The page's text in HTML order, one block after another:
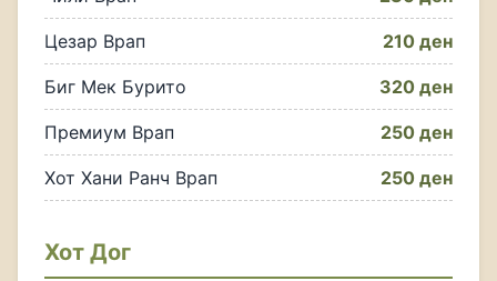
Цезар Врап 210 ден
Биг Мек Бурито 320 ден
Премиум Врап 250 ден
Хот Хани Ранч Врап 250 ден
Хот Дог